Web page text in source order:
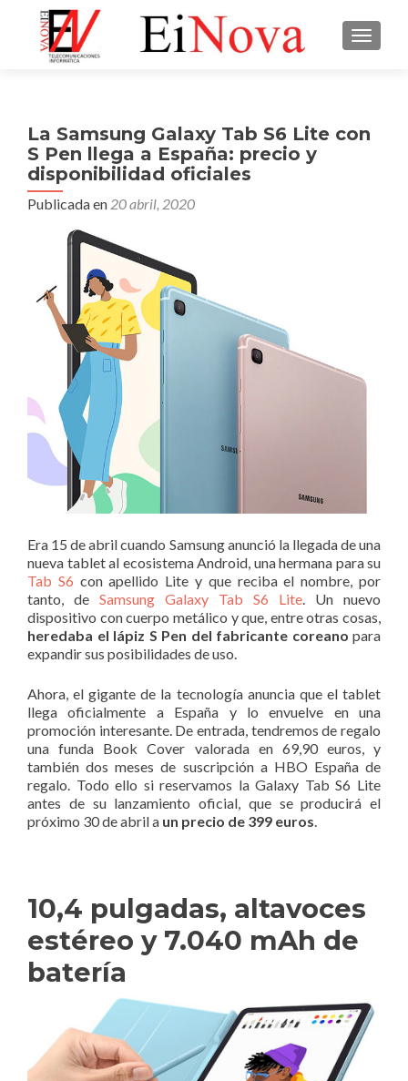
La Samsung Galaxy Tab S6 Lite con
S Pen llega a España: precio y
disponibilidad oficiales
Publicada en 20 abril, 2020
Era 15 de abril cuando Samsung anunció la llegada de una
nueva tablet al ecosistema Android, una hermana para su
Tab S6 con apellido Lite y que reciba el nombre, por
tanto, de Samsung Galaxy Tab S6 Lite . Un nuevo
dispositivo con cuerpo metálico y que, entre otras cosas,
heredaba el lápiz S Pen del fabricante coreano para
expandir sus posibilidades de uso.
Ahora, el gigante de la tecnología anuncia que el tablet
llega oficialmente a España y lo envuelve en una
promoción interesante. De entrada, tendremos de regalo
una funda Book Cover valorada en 69,90 euros, y
también dos meses de suscripción a HBO España de
regalo. Todo ello si reservamos la Galaxy Tab S6 Lite
antes de su lanzamiento oficial, que se producirá el
próximo 30 de abril a un precio de 399 euros
10,4 pulgadas, altavoces
estéreo y 7.040 mAh de
batería